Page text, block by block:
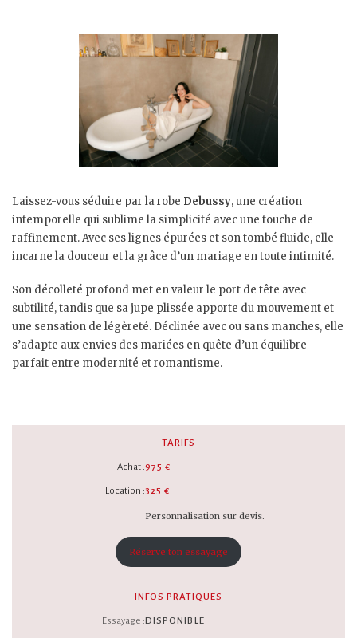
Laissez-vous séduire par la robe Debussy, une création
intemporelle qui sublime la simplicité avec une touche de
raffinement. Avec ses lignes épurées et son tombé fluide, elle
incarne la douceur et la grâce d’un mariage en toute intimité.
Son décolleté profond met en valeur le port de tête avec
subtilité, tandis que sa jupe plissée apporte du mouvement et
une sensation de légèreté. Déclinée avec ou sans manches, elle
s’adapte aux envies des mariées en quête d’un équilibre
parfait entre modernité et romantisme.
TARIFS
Achat :
Location :
975 €
325 €
Personnalisation sur devis.
Réserve ton essayage
INFOS PRATIQUES
Essayage : DISPONIBLE